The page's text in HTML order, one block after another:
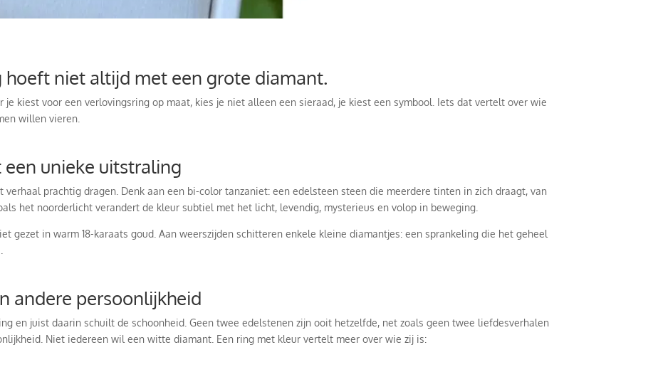
hoeft niet altijd met een grote diamant.
je kiest voor een verlovingsring op maat, kies je niet alleen een sieraad, je kiest een symbool. Iets dat vertelt over wie
willen vieren.
unieke uitstraling
verhaal prachtig dragen. Denk aan een bi-color tanzaniet: een edelsteen steen die meerdere tinten in zich draagt, van
het noorderlicht verandert de kleur subtiel met het licht, levendig, mysterieus en volop in beweging.
gezet in warm 18-karaats goud. Aan weerszijden schitteren enkele kleine diamantjes: een sprankeling die het geheel
andere persoonlijkheid
en juist daarin schuilt de schoonheid. Geen twee edelstenen zijn ooit hetzelfde, net zoals geen twee liefdesverhalen
Niet iedereen wil een witte diamant. Een ring met kleur vertelt meer over wie zij is: